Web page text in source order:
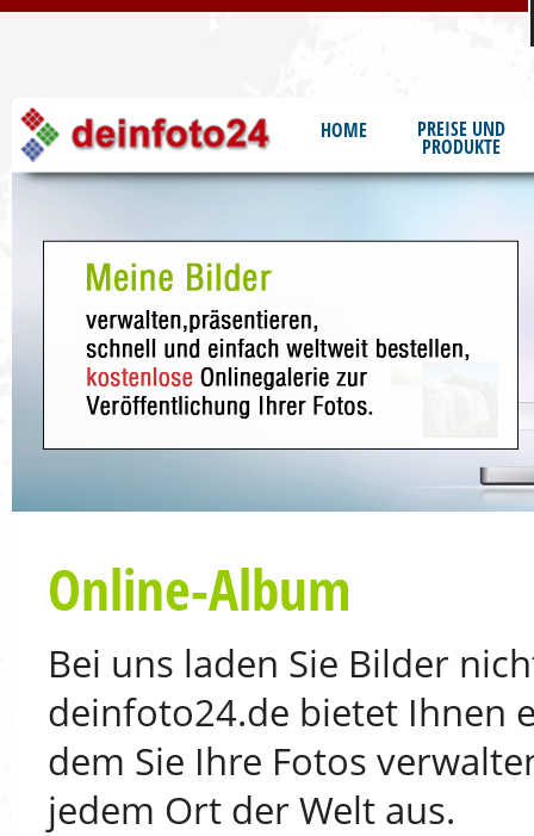
HOME PREISE UND
PRODUKTE
Online-Album
Bei uns laden Sie Bilder
deinfoto24.de bietet Ihnen
dem Sie Ihre Fotos
jedem Ort der Welt aus.